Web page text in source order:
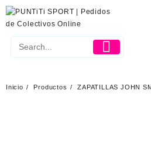
Inicio Productos ZAPATILLAS JOHN